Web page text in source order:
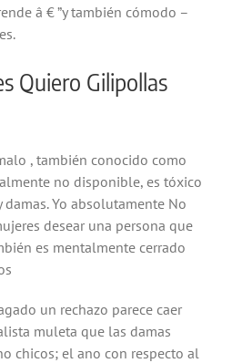
â € ”y también cómodo –
Quiero Gilipollas
, también conocido como
no disponible, es tóxico
Yo absolutamente No
desear una persona que
es mentalmente cerrado
un rechazo parece caer
muleta que las damas
chicos; el ano con respecto al